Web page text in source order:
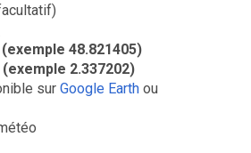
48.821405)
2.337202)
sur Google Earth ou